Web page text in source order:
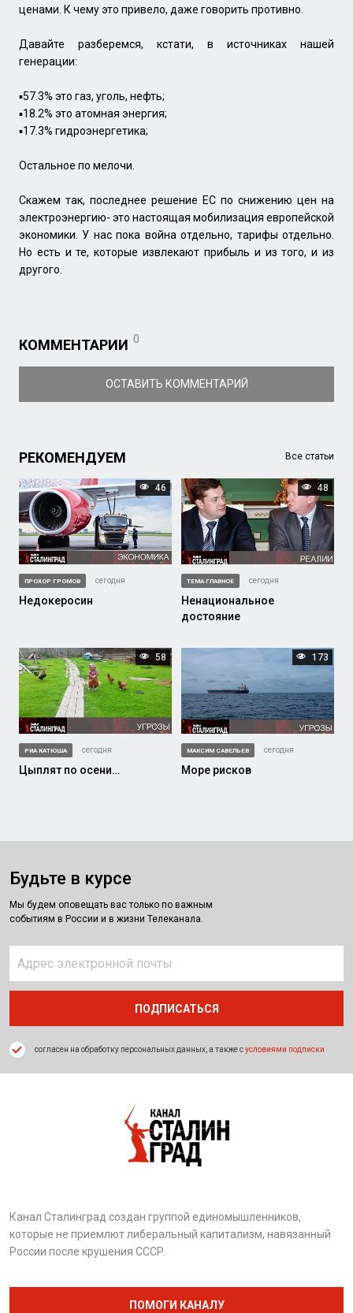
ценами. К чему это привело, даже говорить противно.
Давайте разберемся, кстати, в источниках нашей
генерации:
▪️57.3% это газ, уголь, нефть;
▪️18.2% это атомная энергия;
▪️17.3% гидроэнергетика;
Остальное по мелочи.
Скажем так, последнее решение ЕС по снижению цен на
электроэнергию- это настоящая мобилизация европейской
экономики. У нас пока война отдельно, тарифы отдельно.
Но есть и те, которые извлекают прибыль и из того, и из
другого.
КОММЕНТАРИИ 0
ОСТАВИТЬ КОММЕНТАРИЙ
РЕКОМЕНДУЕМ Все статьи
46
ПРОХОР ГРОМОВ сегодня
Недокеросин
48
ТЕМА.ГЛАВНОЕ сегодня
Ненациональное
достояние
58
РИА КАТЮША сегодня
Цыплят по осени…
173
МАКСИМ САВЕЛЬЕВ сегодня
Море рисков
Будьте в курсе
Мы будем оповещать вас только по важным
событиям в России и в жизни Телеканала.
согласен на обработку персональных данных, а также сусловиями подписки
Канал Сталинград создан группой единомышленников,
которые не приемлют либеральный капитализм, навязанный
России после крушения СССР.
ПОМОГИ КАНАЛУ